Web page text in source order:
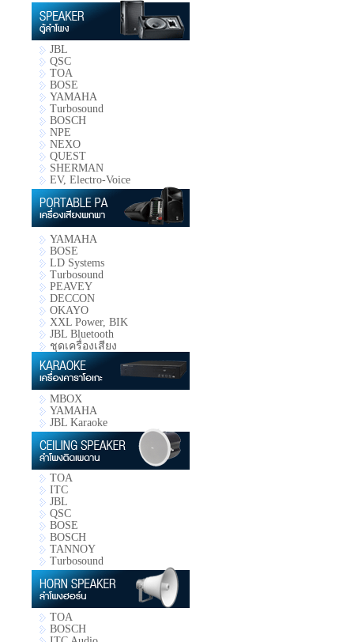
JBL
QSC
TOA
BOSE
YAMAHA
Turbosound
BOSCH
NPE
NEXO
QUEST
SHERMAN
EV, Electro-Voice
YAMAHA
BOSE
LD Systems
Turbosound
PEAVEY
DECCON
OKAYO
XXL Power, BIK
JBL Bluetooth
ชุดเครื่องเสียง
MBOX
YAMAHA
JBL Karaoke
TOA
ITC
JBL
QSC
BOSE
BOSCH
TANNOY
Turbosound
TOA
BOSCH